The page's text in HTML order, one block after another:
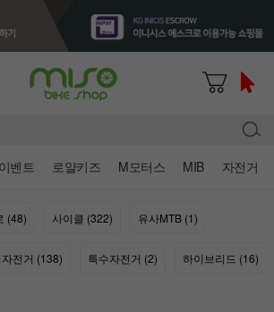
벤트 로얄키즈 M모터스 MIB 자전거
(48) 사이클 (322) 유사MTB (1)
전거 (138) 특수자전거 (2) 하이브리드 (16)